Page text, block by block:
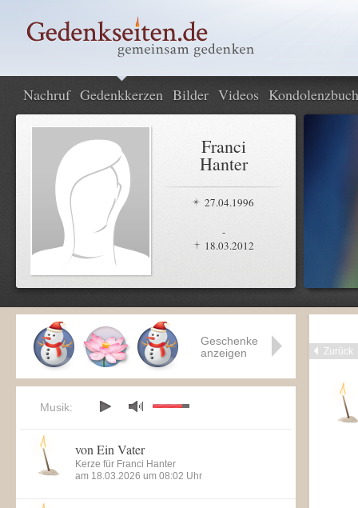
Nachruf Gedenkkerzen Bilder Videos Kondolenzbuch
Franci
Hanter
27.04.1996
-
18.03.2012
Zurück
Geschenke
anzeigen
Musik:
von Ein Vater
Kerze für Franci Hanter
am 18.03.2026 um 08:02 Uhr